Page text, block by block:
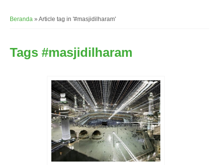
Beranda » Article tag in '#masjidilharam'
Tags #masjidilharam